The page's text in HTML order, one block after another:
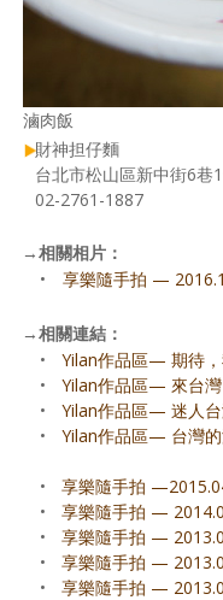
滷肉飯
財神担仔麵
台北市松山區新中街6巷
02-2761-1887
→相關相片：
•
享樂隨手拍 —
→相關連結：
•
Yilan作品區— 期待
•
Yilan作品區— 來台
•
Yilan作品區— 迷人
•
Yilan作品區— 台灣
•
享樂隨手拍
•
享樂隨手拍 —
•
享樂隨手拍 —
•
享樂隨手拍 —
•
享樂隨手拍 —